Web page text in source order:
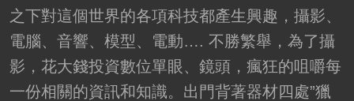
之下對這個世界的各項科技都產生興趣，攝影、
電腦、音響、模型、電動…. 不勝繁舉，為了攝
影，花大錢投資數位單眼、鏡頭，瘋狂的咀嚼每
一份相關的資訊和知識。出門背著器材四處”獵